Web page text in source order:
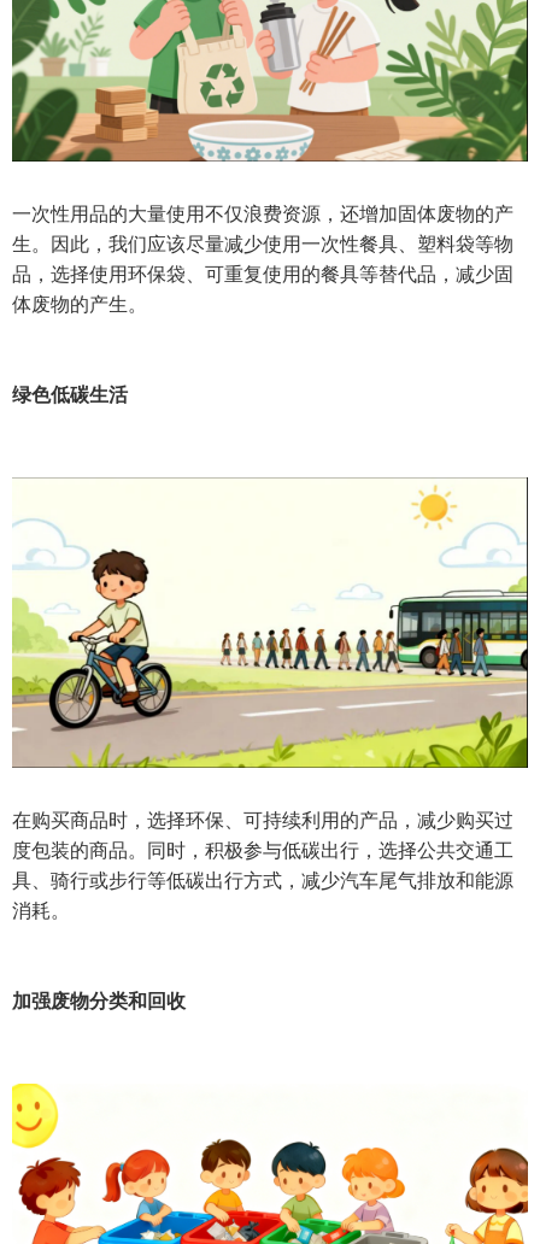
一次性用品的大量使用不仅浪费资源，还增加固体废物的产
生。因此，我们应该尽量减少使用一次性餐具、塑料袋等物
品，选择使用环保袋、可重复使用的餐具等替代品，减少固
体废物的产生。
绿色低碳生活
在购买商品时，选择环保、可持续利用的产品，减少购买过
度包装的商品。同时，积极参与低碳出行，选择公共交通工
具、骑行或步行等低碳出行方式，减少汽车尾气排放和能源
消耗。
加强废物分类和回收